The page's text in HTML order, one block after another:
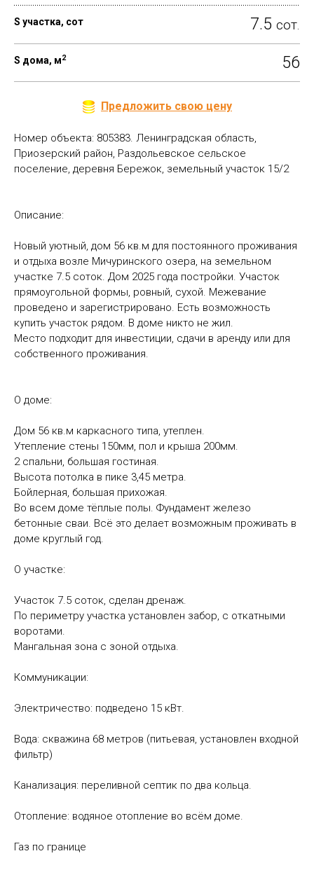
S участка, сот 7.5 сот.
S дома, м2 56
Предложить свою цену
Номер объекта: 805383. Ленинградская область,
Приозерский район, Раздольевское сельское
поселение, деревня Бережок, земельный участок 15/2
Описание:
Новый уютный, дом 56 кв.м для постоянного проживания
и отдыха возле Мичуринского озера, на земельном
участке 7.5 соток. Дом 2025 года постройки. Участок
прямоугольной формы, ровный, сухой. Межевание
проведено и зарегистрировано. Есть возможность
купить участок рядом. В доме никто не жил.
Место подходит для инвестиции, сдачи в аренду или для
собственного проживания.
О доме:
Дом 56 кв.м каркасного типа, утеплен.
Утепление стены 150мм, пол и крыша 200мм.
2 спальни, большая гостиная.
Высота потолка в пике 3,45 метра.
Бойлерная, большая прихожая.
Во всем доме тёплые полы. Фундамент железо
бетонные сваи. Всё это делает возможным проживать в
доме круглый год.
О участке:
Участок 7.5 соток, сделан дренаж.
По периметру участка установлен забор, с откатными
воротами.
Мангальная зона с зоной отдыха.
Коммуникации:
Электричество: подведено 15 кВт.
Вода: скважина 68 метров (питьевая, установлен входной
фильтр)
Канализация: переливной септик по два кольца.
Отопление: водяное отопление во всём доме.
Газ по границе